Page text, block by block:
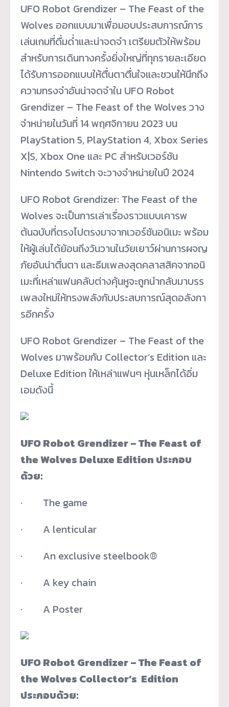
UFO Robot Grendizer – The Feast of the
Wolves ออกแบบมาเพื่อมอบประสบการณ์การ
เล่นเกมที่ดื่มด่ำและน่าจดจำ เตรียมตัวให้พร้อม
สำหรับการเดินทางครั้งยิ่งใหญ่ที่ทุกรายละเอียด
ได้รับการออกแบบให้ตื่นตาตื่นใจและชวนให้นึกถึง
ความทรงจำอันน่าจดจำใน UFO Robot
Grendizer – The Feast of the Wolves วาง
จำหน่ายในวันที่ 14 พฤศจิกายน 2023 บน
PlayStation 5, PlayStation 4, Xbox Series
X|S, Xbox One และ PC สำหรับเวอร์ชัน
Nintendo Switch จะวางจำหน่ายในปี 2024
UFO Robot Grendizer: The Feast of the
Wolves จะเป็นการเล่าเรื่องราวแบบเคารพ
ต้นฉบับที่ตรงไปตรงมาจากเวอร์ชันอนิเมะ พร้อม
ให้ผู้เล่นได้ย้อนถึงวันวานในวัยเยาว์ผ่านการผจญ
ภัยอันน่าตื่นตา และธีมเพลงสุดคลาสสิคจากอนิ
เมะที่เหล่าแฟนคลับต่างคุ้นหูจะถูกนำกลับมาบรร
เพลงใหม่ให้ทรงพลังกับประสบการณ์สุดอลังกา
รอีกครั้ง
UFO Robot Grendizer – The Feast of the
Wolves มาพร้อมกับ Collector’s Edition และ
Deluxe Edition ให้เหล่าแฟนๆ หุ่นเหล็กได้อิ่ม
เอมดังนี้
UFO Robot Grendizer – The Feast of
the Wolves Deluxe Edition ประกอบ
ด้วย:
· The game
· A lenticular
· An exclusive steelbook®
· A key chain
· A Poster
UFO Robot Grendizer – The Feast of
the Wolves Collector’s Edition
ประกอบด้วย: